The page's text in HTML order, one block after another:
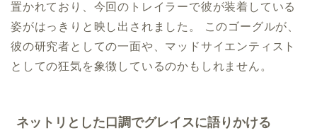
置かれており、今回のトレイラーで彼が装着している
姿がはっきりと映し出されました。 このゴーグルが、
彼の研究者としての一面や、マッドサイエンティスト
としての狂気を象徴しているのかもしれません。
ネットリとした口調でグレイスに語りかける